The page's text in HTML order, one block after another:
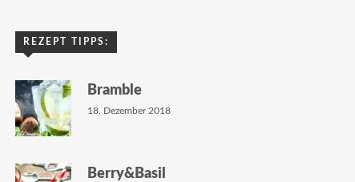
REZEPT TIPPS:
Bramble
18. Dezember 2018
Berry&Basil